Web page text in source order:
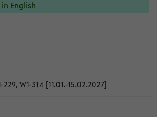
English
W1-314 [11.01.-15.02.2027]